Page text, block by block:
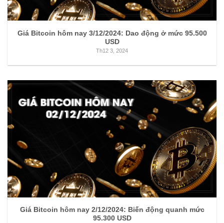
Giá Bitcoin hôm nay 3/12/2024: Dao động ở mức 95.500
USD
Th12 3, 2024
Giá Bitcoin hôm nay 2/12/2024: Biến động quanh mức
95.300 USD